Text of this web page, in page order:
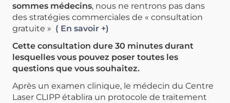
sommes médecins, nous ne rentrons pas dans
des stratégies commerciales de « consultation
gratuite » ( En savoir +)
Cette consultation dure 30 minutes durant
lesquelles vous pouvez poser toutes les
questions que vous souhaitez.
Après un examen clinique, le médecin du Centre
Laser CLIPP établira un protocole de traitement